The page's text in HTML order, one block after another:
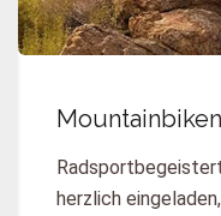
Mountainbiken
herzlich